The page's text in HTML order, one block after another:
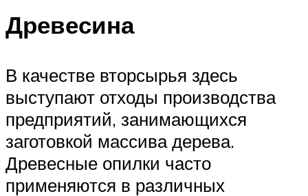
Древесина
В качестве вторсырья здесь
выступают отходы производства
предприятий, занимающихся
заготовкой массива дерева.
Древесные опилки часто
применяются в различных